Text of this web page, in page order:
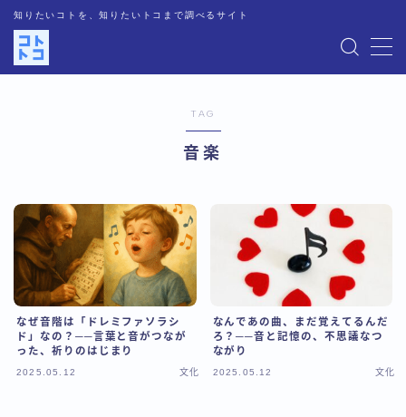
知りたいコトを、知りたいトコまで調べるサイト
MENU
お問い合わせ
プライバシーポリシー
人気記事
TAG
音楽
なぜ音階は「ドレミファソラシ
ド」なの？──言葉と音がつなが
った、祈りのはじまり
2025.05.12 文化
なんであの曲、まだ覚えてるんだ
ろ？──音と記憶の、不思議なつ
ながり
2025.05.12 文化